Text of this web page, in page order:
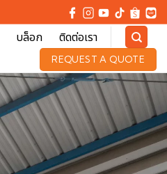
บล็อก ติดต่อเรา
REQUEST A QUOTE